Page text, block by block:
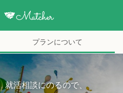
プランについて
就活相談にのるので、